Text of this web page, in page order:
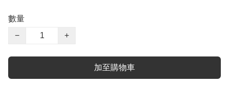
數量
−
+
加至購物車